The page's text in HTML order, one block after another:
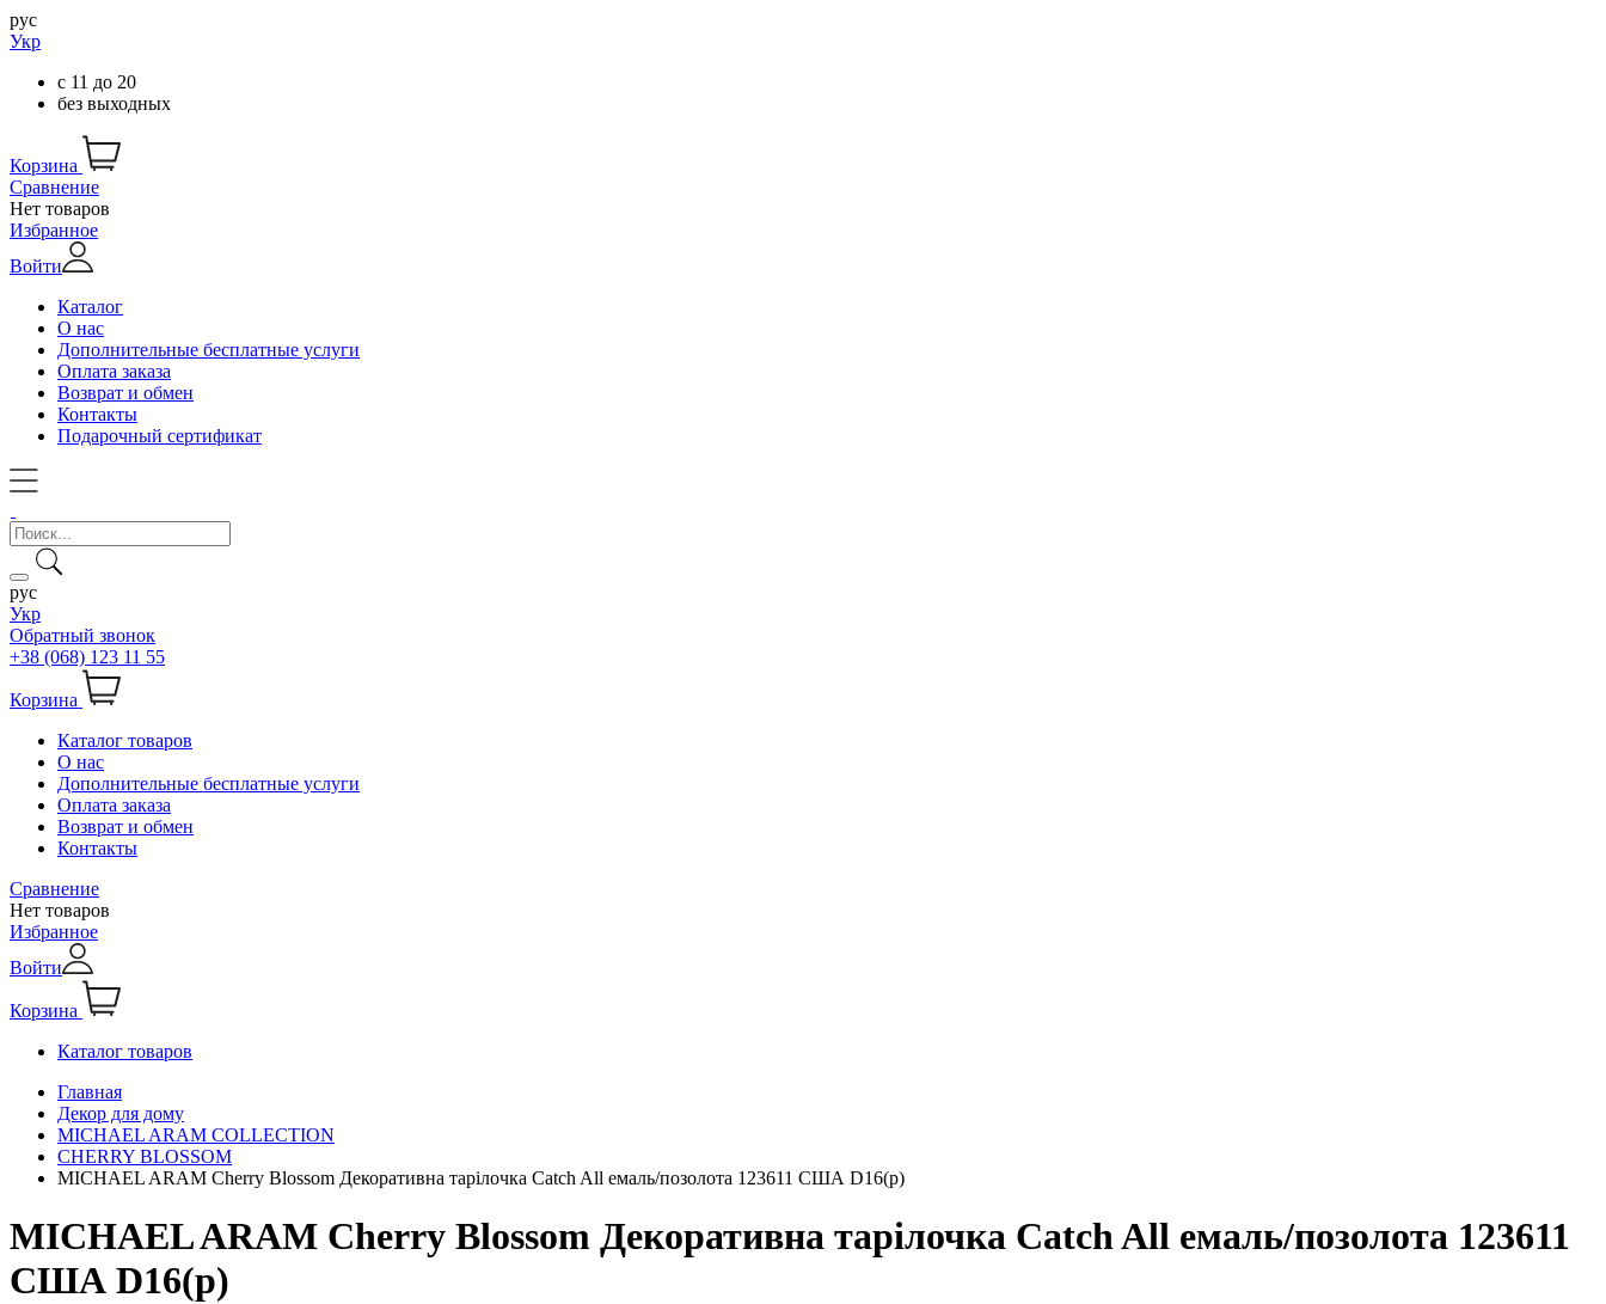
рус
Укр
с 11 до 20
без выходных
Корзина
Сравнение
Нет товаров
Избранное
Войти
Каталог
О нас
Дополнительные бесплатные услуги
Оплата заказа
Возврат и обмен
Контакты
Подарочный сертификат
рус
Укр
Обратный звонок
+38 (068) 123 11 55
Корзина
Каталог товаров
О нас
Дополнительные бесплатные услуги
Оплата заказа
Возврат и обмен
Контакты
Сравнение
Нет товаров
Избранное
Войти
Корзина
Каталог товаров
Главная
Декор для дому
MICHAEL ARAM COLLECTION
CHERRY BLOSSOM
MICHAEL ARAM Cherry Blossom Декоративна тарілочка Catch All емаль/позолота 123611 США D16(р)
MICHAEL ARAM Cherry Blossom Декоративна тарілочка Catch All емаль/позолота 123611
США D16(р)